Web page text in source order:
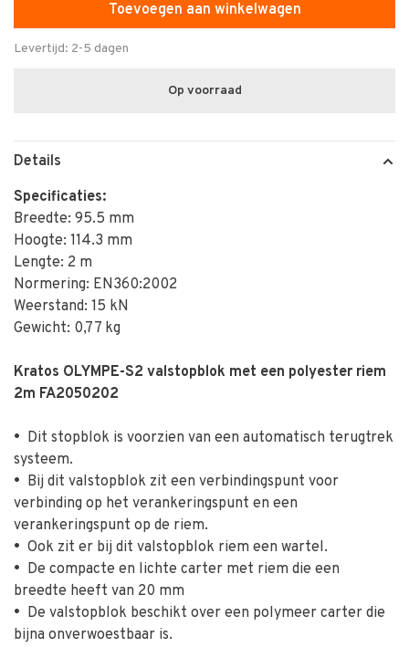
Toevoegen aan winkelwagen
Levertijd: 2-5 dagen
Op voorraad
Details
Specificaties:
Breedte: 95.5 mm
Hoogte: 114.3 mm
Lengte: 2 m
Normering: EN360:2002
Weerstand: 15 kN
Gewicht: 0,77 kg
Kratos OLYMPE-S2 valstopblok met een polyester riem
2m FA2050202
• Dit stopblok is voorzien van een automatisch terugtrek
systeem.
• Bij dit valstopblok zit een verbindingspunt voor
verbinding op het verankeringspunt en een
verankeringspunt op de riem.
• Ook zit er bij dit valstopblok riem een wartel.
• De compacte en lichte carter met riem die een
breedte heeft van 20 mm
• De valstopblok beschikt over een polymeer carter die
bijna onverwoestbaar is.